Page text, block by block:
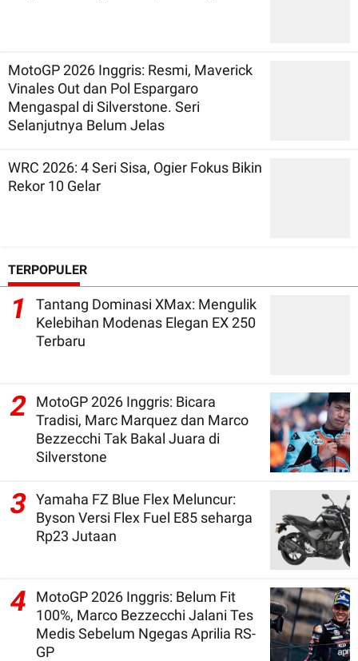
MotoGP 2026 Inggris: Resmi, Maverick
Vinales Out dan Pol Espargaro
Mengaspal di Silverstone. Seri
Selanjutnya Belum Jelas
WRC 2026: 4 Seri Sisa, Ogier Fokus Bikin
Rekor 10 Gelar
TERPOPULER
1
Tantang Dominasi XMax: Mengulik
Kelebihan Modenas Elegan EX 250
Terbaru
2
MotoGP 2026 Inggris: Bicara
Tradisi, Marc Marquez dan Marco
Bezzecchi Tak Bakal Juara di
Silverstone
3 Yamaha FZ Blue Flex Meluncur:
Byson Versi Flex Fuel E85 seharga
Rp23 Jutaan
4
MotoGP 2026 Inggris: Belum Fit
100%, Marco Bezzecchi Jalani Tes
Medis Sebelum Ngegas Aprilia RS-
GP